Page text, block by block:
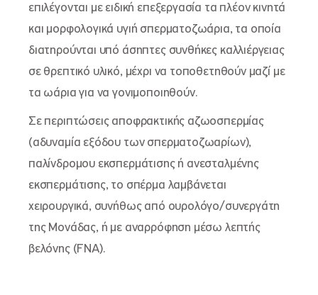
επιλέγονται με ειδική επεξεργασία τα πλέον κινητά
και μορφολογικά υγιή σπερματοζωάρια, τα οποία
διατηρούνται υπό άσηπτες συνθήκες καλλιέργειας
σε θρεπτικό υλικό, μέχρι να τοποθετηθούν μαζί με
τα ωάρια για να γονιμοποιηθούν.
Σε περιπτώσεις αποφρακτικής αζωοσπερμίας
(αδυναμία εξόδου των σπερματοζωαρίων),
παλίνδρομου εκσπερμάτισης ή ανεσταλμένης
εκσπερμάτισης, το σπέρμα λαμβάνεται
χειρουργικά, συνήθως από ουρολόγο/συνεργάτη
της Μονάδας, ή με αναρρόφηση μέσω λεπτής
βελόνης (FNA).